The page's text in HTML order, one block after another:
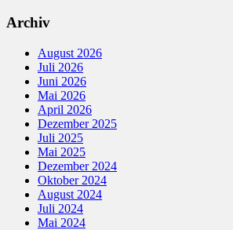
Archiv
August 2026
Juli 2026
Juni 2026
Mai 2026
April 2026
Dezember 2025
Juli 2025
Mai 2025
Dezember 2024
Oktober 2024
August 2024
Juli 2024
Mai 2024